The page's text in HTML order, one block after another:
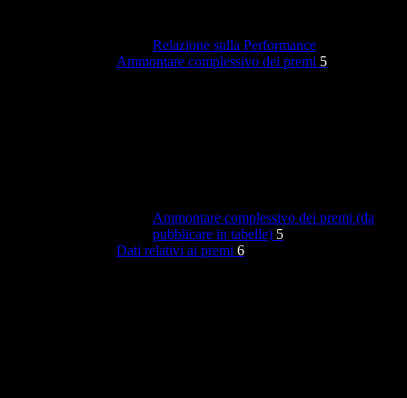
Relazione sulla Performance
Ammontare complessivo dei premi 5
Ammontare complessivo dei premi (da
pubblicare in tabelle) 5
Dati relativi ai premi 6